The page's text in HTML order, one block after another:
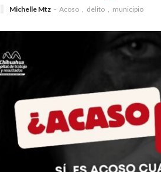
Michelle Mtz Acoso delito municipio